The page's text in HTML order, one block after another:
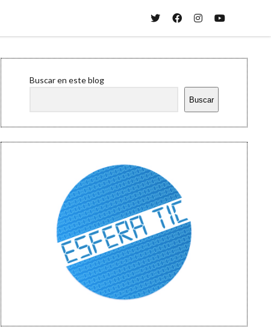
twitterfacebook
instagramyoutube
Sidebar
Buscar en este blog
Buscar